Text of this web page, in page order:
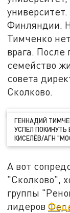
Финляндии.
Тимченко
врага. После
семейство
совета
Сколково.
ГЕННАДИЙ
УСПЕЛ ПОКИНУТЬ
КИСЕЛЁВ/АГН
А вот
"Сколково",
группы
лидеров